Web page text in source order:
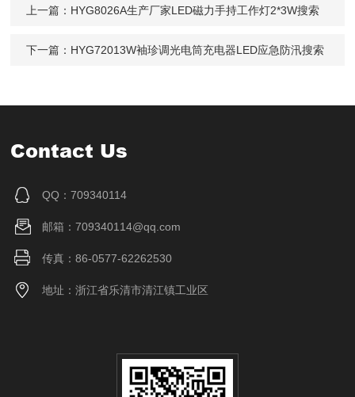
上一篇： HYG8026A生产厂家LED磁力手持工作灯2*3W搜索
下一篇： HYG72013W袖珍调光电筒充电器LED应急防汛搜索
Contact Us
QQ：709340114
邮箱：709340114@qq.com
传真：86-0577-62262530
地址：浙江省乐清市清江镇工业区